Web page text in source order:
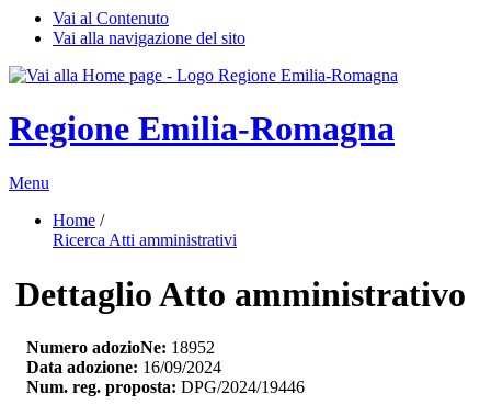
Vai al Contenuto
Vai alla navigazione del sito
Regione Emilia-Romagna
Menu
Home /
Ricerca Atti amministrativi
Dettaglio Atto amministrativo
Numero adozioNe: 18952
Data adozione: 16/09/2024
Num. reg. proposta: DPG/2024/19446